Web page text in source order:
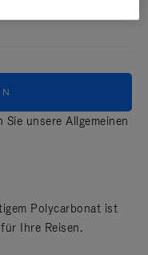
Sie unsere Allgemeinen
Polycarbonat ist
Ihre Reisen.